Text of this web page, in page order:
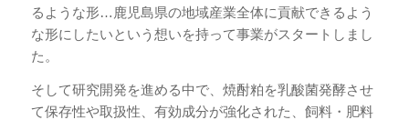
るような形…鹿児島県の地域産業全体に貢献できるよう
な形にしたいという想いを持って事業がスタートしまし
た。
そして研究開発を進める中で、焼酎粕を乳酸菌発酵させ
て保存性や取扱性、有効成分が強化された、飼料・肥料